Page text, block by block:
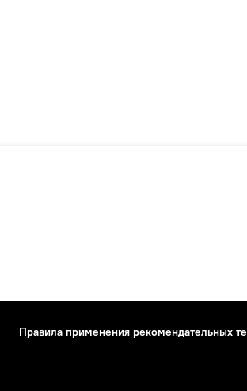
Правила применения рекомендательных